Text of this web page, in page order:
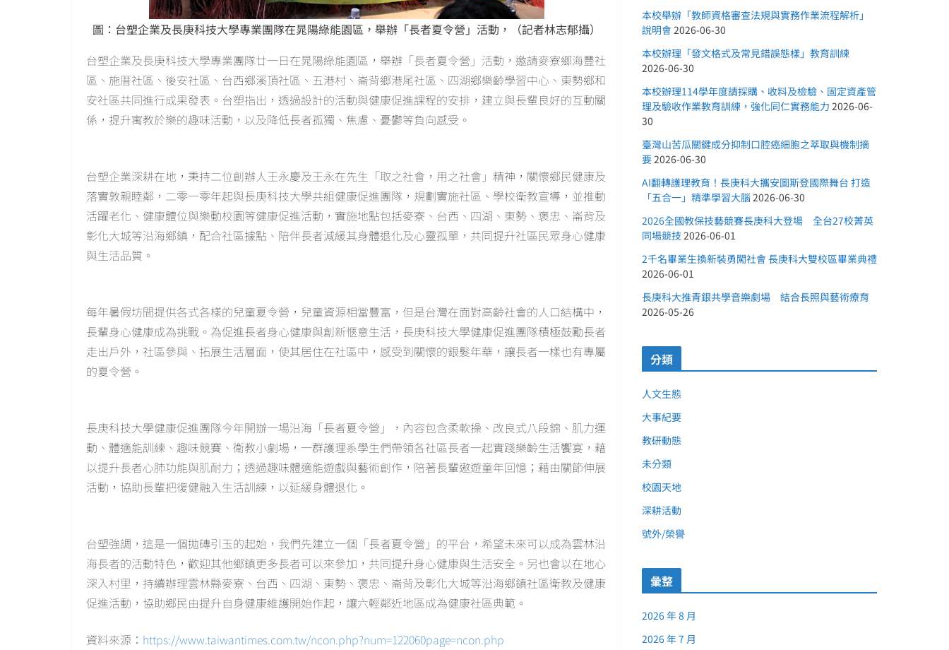
圖：台塑企業及長庚科技大學專業團隊在晁陽綠能園區，舉辦「長者夏令營」活動，（記者林志郁攝）
台塑企業及長庚科技大學專業團隊廿一日在晁陽綠能園區，舉辦「長者夏令營」活動，邀請麥寮鄉海豐社
區、施厝社區、後安社區、台西鄉溪頂社區、五港村、崙背鄉港尾社區、四湖鄉樂齡學習中心、東勢鄉和
安社區共同進行成果發表。台塑指出，透過設計的活動與健康促進課程的安排，建立與長輩良好的互動關
係，提升寓教於樂的趣味活動，以及降低長者孤獨、焦慮、憂鬱等負向感受。
台塑企業深耕在地，秉持二位創辦人王永慶及王永在先生「取之社會，用之社會」精神，關懷鄉民健康及
落實敦親睦鄰，二零一零年起與長庚科技大學共組健康促進團隊，規劃實施社區、學校衛教宣導，並推動
活躍老化、健康體位與樂動校園等健康促進活動，實施地點包括麥寮、台西、四湖、東勢、褒忠、崙背及
彰化大城等沿海鄉鎮，配合社區據點、陪伴長者減緩其身體退化及心靈孤單，共同提升社區民眾身心健康
與生活品質。
每年暑假坊間提供各式各樣的兒童夏令營，兒童資源相當豐富，但是台灣在面對高齡社會的人口結構中，
長輩身心健康成為挑戰。為促進長者身心健康與創新愜意生活，長庚科技大學健康促進團隊積極鼓勵長者
走出戶外，社區參與、拓展生活層面，使其居住在社區中，感受到關懷的銀髮年華，讓長者一樣也有專屬
的夏令營。
長庚科技大學健康促進團隊今年開辦一場沿海「長者夏令營」，內容包含柔軟操、改良式八段錦、肌力運
動、體適能訓練、趣味競賽、衛教小劇場，一群護理系學生們帶領各社區長者一起實踐樂齡生活饗宴，藉
以提升長者心肺功能與肌耐力；透過趣味體適能遊戲與藝術創作，陪著長輩遨遊童年回憶；藉由關節伸展
活動，協助長輩把復健融入生活訓練，以延緩身體退化。
台塑強調，這是一個拋磚引玉的起始，我們先建立一個「長者夏令營」的平台，希望未來可以成為雲林沿
海長者的活動特色，歡迎其他鄉鎮更多長者可以來參加，共同提升身心健康與生活安全。另也會以在地心
深入村里，持續辦理雲林縣麥寮、台西、四湖、東勢、褒忠、崙背及彰化大城等沿海鄉鎮社區衛教及健康
促進活動，協助鄉民由提升自身健康維護開始作起，讓六輕鄰近地區成為健康社區典範。
資料來源： https://www.taiwantimes.com.tw/ncon.php?num=122060page=ncon.php
本校舉辦「教師資格審查法規與實務作業流程解析」
說明會2026-06-30
本校辦理「發文格式及常見錯誤態樣」教育訓練
2026-06-30
本校辦理114學年度請採購、收料及檢驗、固定資產管
理及驗收作業教育訓練，強化同仁實務能力 2026-06-
30
臺灣山苦瓜關鍵成分抑制口腔癌細胞之萃取與機制摘
要2026-06-30
AI翻轉護理教育！長庚科大攜安圖斯登國際舞台 打造
「五合一」精準學習大腦 2026-06-30
2026全國教保技藝競賽長庚科大登場 全台27校菁英
同場競技 2026-06-01
2千名畢業生換新裝勇闖社會 長庚科大雙校區畢業典禮
2026-06-01
長庚科大推青銀共學音樂劇場 結合長照與藝術療育
2026-05-26
分類
人文生態
大事紀要
教研動態
未分類
校園天地
深耕活動
號外/榮譽
彙整
2026 年 8 月
2026 年 7 月